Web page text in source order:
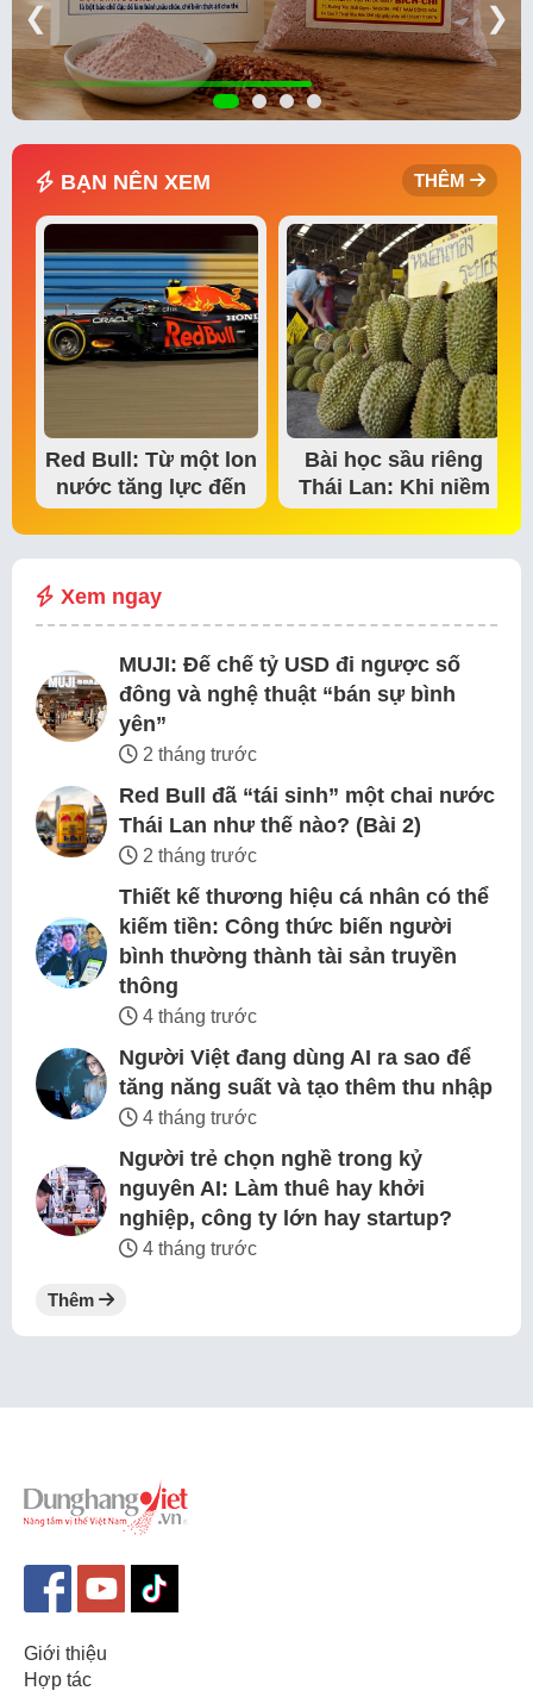
❮ ❯
BẠN NÊN XEM THÊM
Red Bull: Từ một lon
nước tăng lực đến
đế chế thể…
Bài học sầu riêng
Thái Lan: Khi niềm
tin thị trường bắt…
Xem ngay
MUJI: Đế chế tỷ USD đi ngược số
đông và nghệ thuật “bán sự bình
yên”
2 tháng trước
Red Bull đã “tái sinh” một chai nước
Thái Lan như thế nào? (Bài 2)
2 tháng trước
Thiết kế thương hiệu cá nhân có thể
kiếm tiền: Công thức biến người
bình thường thành tài sản truyền
thông
4 tháng trước
Người Việt đang dùng AI ra sao để
tăng năng suất và tạo thêm thu nhập
4 tháng trước
Người trẻ chọn nghề trong kỷ
nguyên AI: Làm thuê hay khởi
nghiệp, công ty lớn hay startup?
4 tháng trước
Thêm
Giới thiệu
Hợp tác